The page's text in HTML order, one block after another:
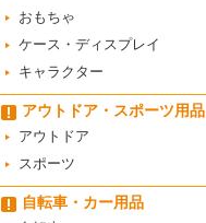
おもちゃ
ケース・ディスプレイ
キャラクター
アウトドア・スポーツ用品
アウトドア
スポーツ
自転車・カー用品